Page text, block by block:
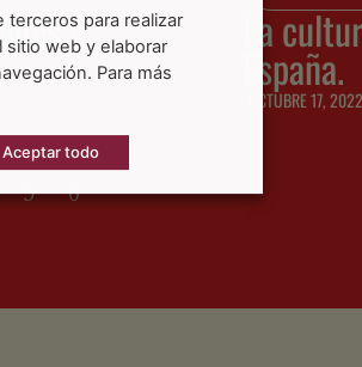
y La
España.
OCTUBRE 17, 2022
5 6
terceros para realizar
sitio web y elaborar
Para más
Aceptar todo